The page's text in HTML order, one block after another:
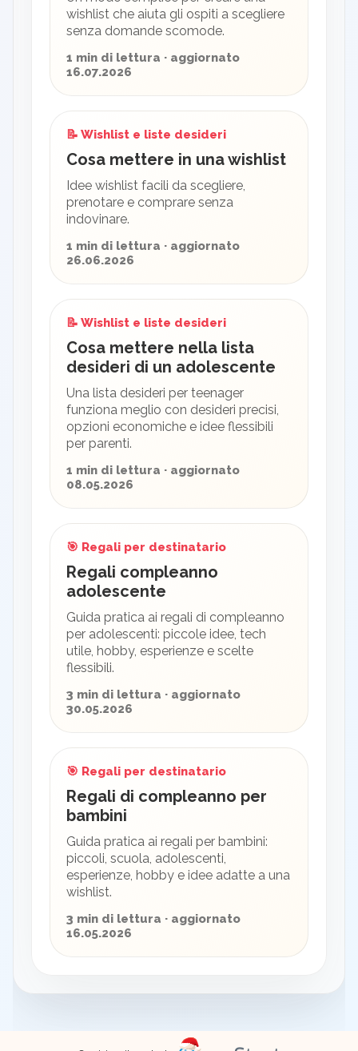
wishlist che aiuta gli ospiti a scegliere
senza domande scomode.
1 min di lettura · aggiornato
16.07.2026
📝 Wishlist e liste desideri
Cosa mettere in una wishlist
Idee wishlist facili da scegliere,
prenotare e comprare senza
indovinare.
1 min di lettura · aggiornato
26.06.2026
📝 Wishlist e liste desideri
Cosa mettere nella lista
desideri di un adolescente
Una lista desideri per teenager
funziona meglio con desideri precisi,
opzioni economiche e idee flessibili
per parenti.
1 min di lettura · aggiornato
08.05.2026
🎯 Regali per destinatario
Regali compleanno
adolescente
Guida pratica ai regali di compleanno
per adolescenti: piccole idee, tech
utile, hobby, esperienze e scelte
flessibili.
3 min di lettura · aggiornato
30.05.2026
🎯 Regali per destinatario
Regali di compleanno per
bambini
Guida pratica ai regali per bambini:
piccoli, scuola, adolescenti,
esperienze, hobby e idee adatte a una
wishlist.
3 min di lettura · aggiornato
16.05.2026